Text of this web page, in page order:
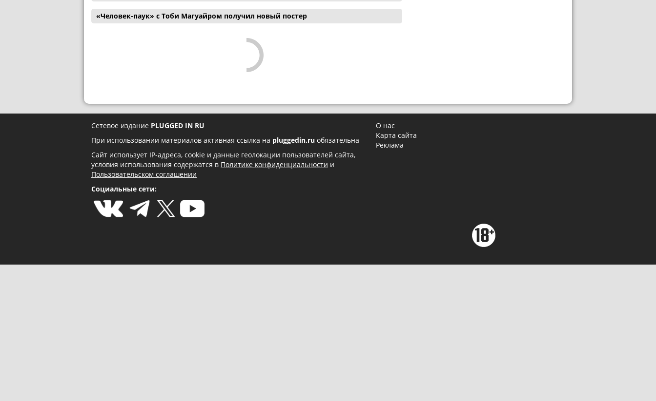
«Человек-паук» с Тоби Магуайром получил новый постер
Сетевое издание PLUGGED IN RU
При использовании материалов активная ссылка на pluggedin.ru обязательна
Сайт использует IP-адреса, cookie и данные геолокации пользователей сайта,
условия использования содержатся в Политике конфиденциальности и
Пользовательском соглашении
Социальные сети:
О нас
Карта сайта
Реклама